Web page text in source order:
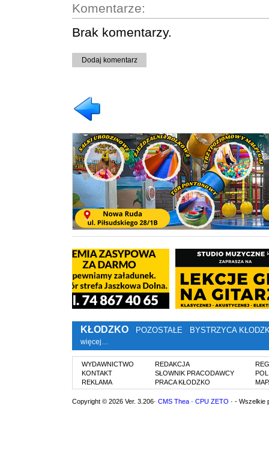
Komentarze:
Brak komentarzy.
Dodaj komentarz
KŁODZKO POZOSTAŁE BYSTRZYCA
więcej…
WYDAWNICTWO
KONTAKT
REKLAMA
REDAKCJA
SŁOWNIK PRACODAWCY
PRACA KŁODZKO
Copyright © 2026 Ver. 3.206· CMS Thea · CPU ZETO · - Wszelkie